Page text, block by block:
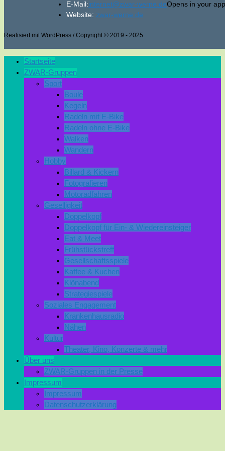
E-Mail:internet@zwar-werne.deOpens in your
Website: zwar-werne.de
Realisiert mit WordPress / Copyright © 2019 - 2025
Startseite
ZWAR-Gruppen
Sport
Boule
Kegeln
Radeln mit E-Bike
Radeln ohne E-Bike
Walken
Wandern
Hobby
Billard & Kickern
Fotografieren
Motoradfahren
Geselligkeit
Doppelkopf
Doppelkopf für Ein- & Wiedereinsteiger
Eat & Meet
Frühstückstreff
Gesellschaftsspiele
Kaffee & Kuchen
Klönabend
Strategiespiele
Soziales Engagement
Krankenhausradio
Nähen
Kultur
Theater, Kino, Konzerte & mehr
Über uns
ZWAR-Gruppen in der Presse
Impressum
Impressum
Datenschutzerklärung